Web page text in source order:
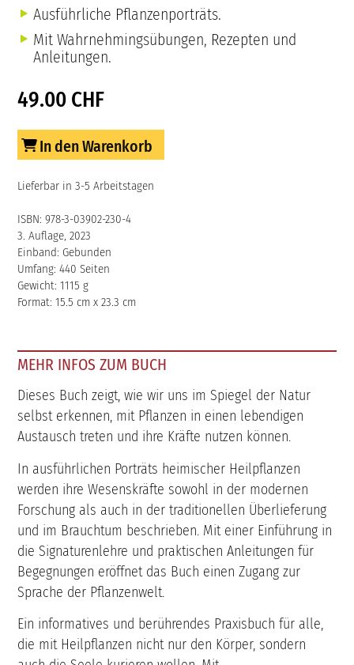
Ausführliche Pflanzenporträts.
Mit Wahrnehmingsübungen, Rezepten und
Anleitungen.
49.00 CHF
In den Warenkorb
Lieferbar in 3-5 Arbeitstagen
ISBN: 978-3-03902-230-4
3. Auflage, 2023
Einband: Gebunden
Umfang: 440 Seiten
Gewicht: 1115 g
Format: 15.5 cm x 23.3 cm
MEHR INFOS ZUM BUCH
Dieses Buch zeigt, wie wir uns im Spiegel der Natur
selbst erkennen, mit Pflanzen in einen lebendigen
Austausch treten und ihre Kräfte nutzen können.
In ausführlichen Porträts heimischer Heilpflanzen
werden ihre Wesenskräfte sowohl in der modernen
Forschung als auch in der traditionellen Überlieferung
und im Brauchtum beschrieben. Mit einer Einführung in
die Signaturenlehre und praktischen Anleitungen für
Begegnungen eröffnet das Buch einen Zugang zur
Sprache der Pflanzenwelt.
Ein informatives und berührendes Praxisbuch für alle,
die mit Heilpflanzen nicht nur den Körper, sondern